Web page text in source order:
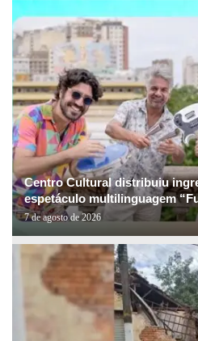
Centro Cultural distribuiu
espetáculo multilinguagem
7 de agosto de 2026